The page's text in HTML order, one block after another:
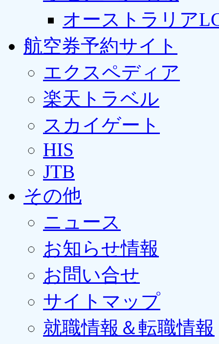
オーストラリア
航空券予約サイト
エクスペディア
楽天トラベル
スカイゲート
HIS
JTB
その他
ニュース
お知らせ情報
お問い合せ
サイトマップ
就職情報＆転職情報